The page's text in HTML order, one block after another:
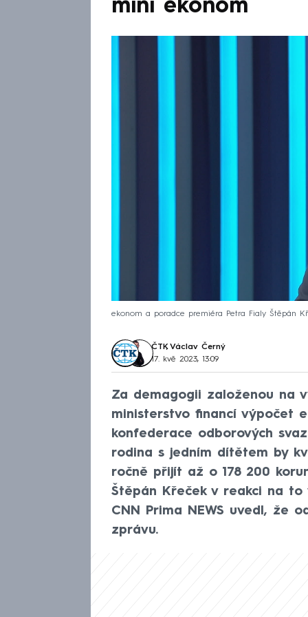
míní ekonom
ekonom a poradce premiéra Petra Fialy Štěpán
ČTK, Václav Černý
17. kvě 2023, 13:09
Za demagogii založenou na
ministerstvo financí výpočet
konfederace odborových
rodina s jedním dítětem by
ročně přijít až o 178 200
Štěpán Křeček v reakci na
CNN Prima NEWS uvedl, že
zprávu.